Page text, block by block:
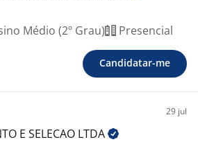
Médio (2º Grau) Presencial
Candidatar-me
29 jul
E SELECAO LTDA